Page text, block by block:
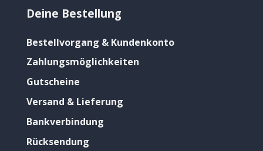
Deine Bestellung
Bestellvorgang & Kundenkonto
Zahlungsmöglichkeiten
Gutscheine
Versand & Lieferung
Bankverbindung
Rücksendung